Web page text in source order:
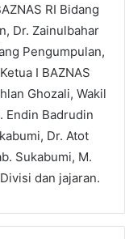
RI Bidang
Dr. Zainulbahar
Pengumpulan,
I BAZNAS
Ghozali, Wakil
Endin Badrudin
Dr. Atot
Sukabumi, M.
dan jajaran.